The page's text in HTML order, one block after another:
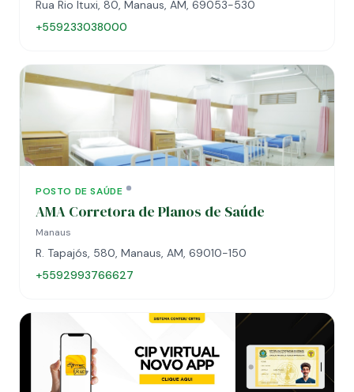
Rua Rio Ituxi, 80, Manaus, AM, 69053-530
+559233038000
POSTO DE SAÚDE
AMA Corretora de Planos de Saúde
Manaus
R. Tapajós, 580, Manaus, AM, 69010-150
+5592993766627